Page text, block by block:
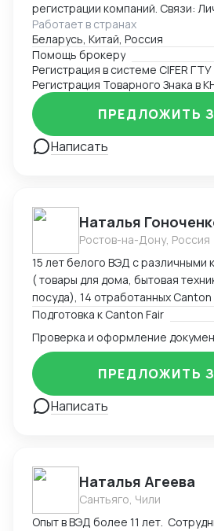
регистрации компаний. Связи:
контактов в китайских
правительственных структурах
Хэйлунцзян, Ченду, Хайнань),
корпораций (PetroChina,
Достижения: Первым
меда с чагой в Китай,
продукцию в CIFER,
охраняемых видов рыб и ее
инвесторами в международных
Работает в странах
Беларусь, Китай, Россия
Помощь брокеру
Регистрация в системе CIFER
Регистрация Товарного Знака в
Написать
ПРЕДЛОЖИТЬ
Наталья
Ростов-на-Дону, Россия
15 лет белого ВЭД с различными
( товары для дома, бытовая
посуда), 14 отработанных Canton
анализом и подбором
Подготовка полного пакета
сертификацию, образцы, ввоз и
Оформление полного пакета
доставки, просчет юнит
платежей через третьи страны
корректности Валютного
Подготовка к Canton Fair
Написать
ПРЕДЛОЖИТЬ
Наталья Агеева
Сантьяго, Чили
Опыт в ВЭД более 11 лет.